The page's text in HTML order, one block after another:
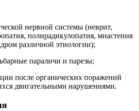
нервной системы (неврит,
полирадикулопатия, миастения
различной этиологии);
параличи и парезы;
после органических поражений
двигательными нарушениями.